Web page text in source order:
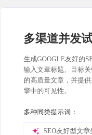
多渠道并发
生成GOOGLE友好的
输入文章标题、目标
的高质量文章，并提
擎中的可见性。
多种同类提示词：
SEO友好型文